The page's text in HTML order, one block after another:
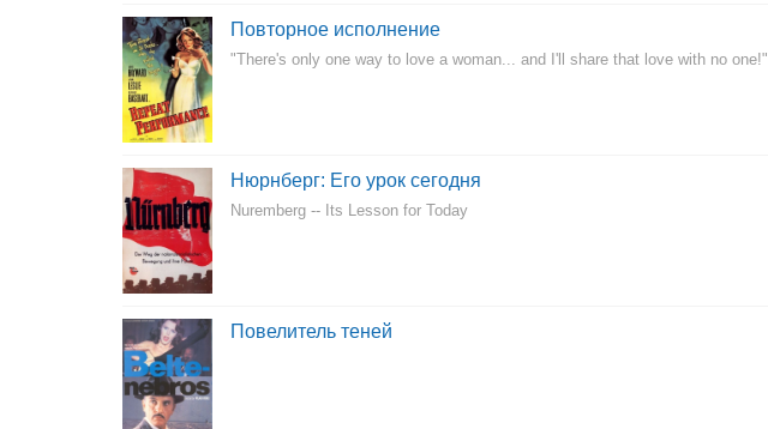
Повторное исполнение
"There's only one way to love a woman... and I'll share that love with no one!"
Нюрнберг: Его урок сегодня
Nuremberg -- Its Lesson for Today
Повелитель теней